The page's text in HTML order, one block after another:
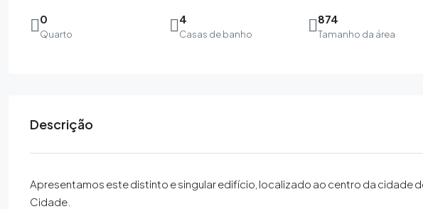
0
Quarto
4
Casas de banho
874
Tamanho da área
Descrição
Apresentamos este distinto e singular edifício, localizado ao centro da cidade
Cidade.